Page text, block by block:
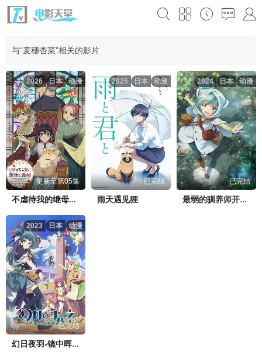
与“麦穗杏菜”相关的影片
动漫
日本
2026
更新至第05集
不虐待我的继母与继姐
动漫
日本
2025
已完结
雨天遇见狸
动漫
日本
2024
已完结
最弱的驯养师开启的捡垃圾的旅途
动漫
日本
2023
已完结
幻日夜羽-镜中晖光-